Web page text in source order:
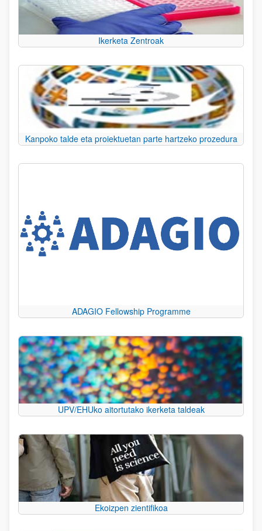
Ikerketa Zentroak
Kanpoko talde eta proiektuetan parte hartzeko prozedura
ADAGIO Fellowship Programme
UPV/EHUko aitortutako ikerketa taldeak
Ekoizpen zientifikoa